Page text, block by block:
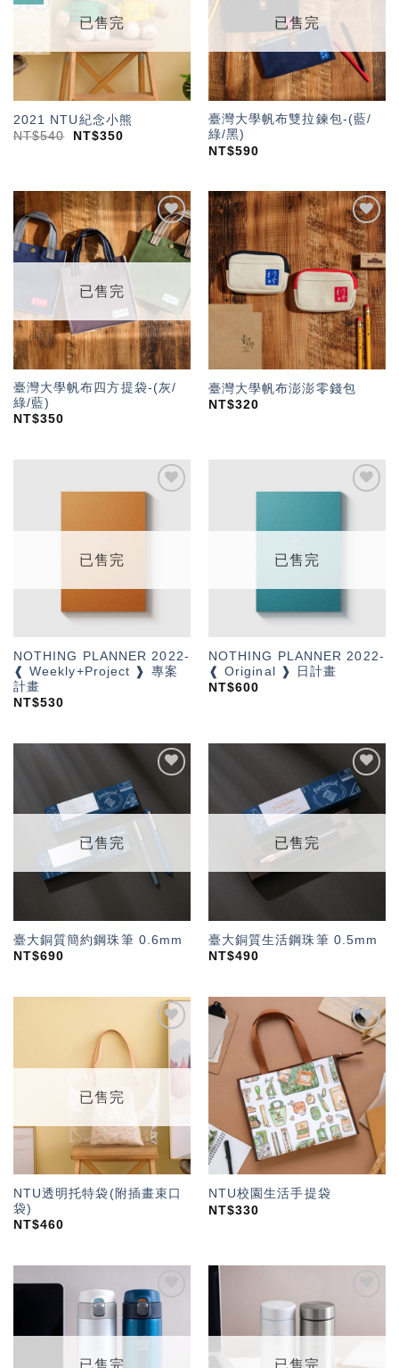
已售完
2021 NTU紀念小熊
NT$540 NT$350
已售完
臺灣大學帆布雙拉鍊包-(藍/
綠/黑)
NT$590
加入
「願
望輕
已售完
臺灣大學帆布四方提袋-(灰/
綠/藍)
NT$350
加入
「願
望輕
單」
臺灣大學帆布澎澎零錢包
NT$320
望輕
已售完
NOTHING PLANNER 2022-
❰ Weekly+Project ❱ 專案
計畫
NT$530
望輕
已售完
NOTHING PLANNER 2022-
❰ Original ❱ 日計畫
NT$600
望輕
已售完
臺大銅質簡約鋼珠筆 0.6mm
NT$690
加入
「願
望輕
已售完
臺大銅質生活鋼珠筆 0.5mm
NT$490
望輕
已售完
NTU透明托特袋(附插畫束口
袋)
NT$460
加入
「願
NTU校園生活手提袋
NT$330
「願
望輕
望輕